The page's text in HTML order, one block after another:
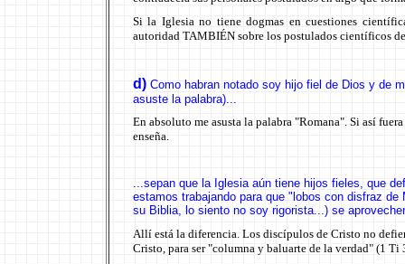
Si la Iglesia no tiene dogmas en cuestiones
autoridad TAMBIÉN sobre los postulados científicos
d) Como habran notado soy hijo fiel de Dios y de
asuste la palabra)...
En absoluto me asusta la palabra "Romana". Si así
enseña.
...sepan que la Iglesia aún tiene hijos fieles, que
estamos trabajando para que "lobos con disfraz
su Biblia, lo siento no soy rigorista...) se
Allí está la diferencia. Los discípulos de Cristo no
Cristo, para ser "columna y baluarte de la verdad" (1 Ti